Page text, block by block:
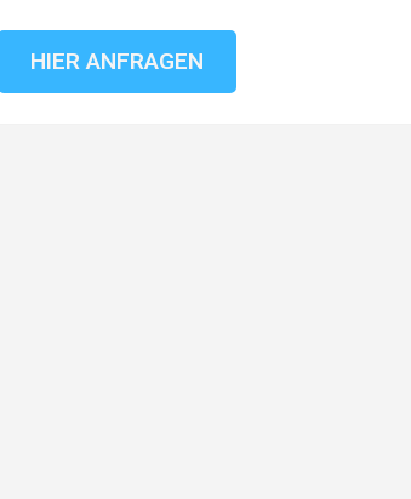
HIER ANFRAGEN